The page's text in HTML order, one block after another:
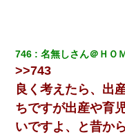
746 名無しさん＠ＨＯ
>>743
良く考えたら、出
ちですが出産や育
いですよ、と昔か